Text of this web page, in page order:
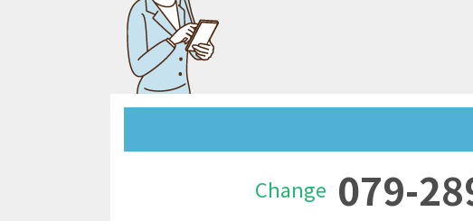
Change 079-